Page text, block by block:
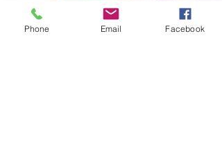
ムから
​お気軽にお問い合わせく
Phone Email Facebook